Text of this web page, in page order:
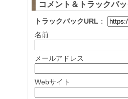
コメント＆トラックバッ
トラックバックURL ：
名前
メールアドレス
Webサイト